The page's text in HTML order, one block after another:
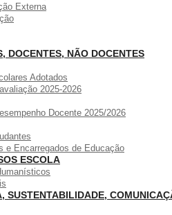
Externa
DOCENTES, NÃO DOCENTES
Adotados
2025-2026
Docente 2025/2026
e Encarregados de Educação
ESCOLA
SUSTENTABILIDADE,